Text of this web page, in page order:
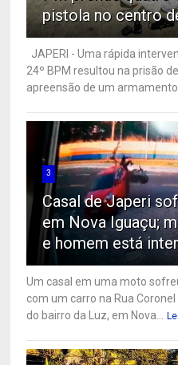
pistola no centro
JAPERI - Uma rápida
24º BPM resultou na prisão
apreensão de um armamento
3
Casal de Japeri
em Nova Iguaçu;
e homem está
Um casal em uma moto
com um carro na Rua
do bairro da Luz, em Nova...